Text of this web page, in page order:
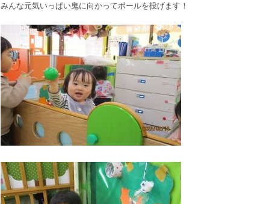
みんな元気いっぱい鬼に向かってボールを投げます！